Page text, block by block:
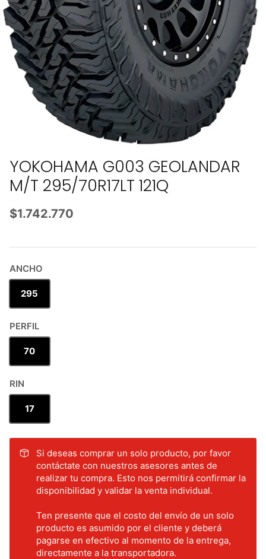
YOKOHAMA G003 GEOLANDAR
M/T 295/70R17LT 121Q
$1.742.770
ANCHO
295
PERFIL
70
RIN
17
Si deseas comprar un solo producto, por favor
contáctate con nuestros asesores antes de
realizar tu compra. Esto nos permitirá confirmar la
disponibilidad y validar la venta individual.
Ten presente que el costo del envío de un solo
producto es asumido por el cliente y deberá
pagarse en efectivo al momento de la entrega,
directamente a la transportadora.